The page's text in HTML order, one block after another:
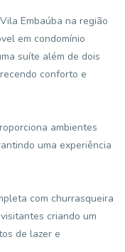
Embaúba na região
em condomínio
suíte além de dois
conforto e
ambientes
uma experiência
com churrasqueira
criando um
de lazer e